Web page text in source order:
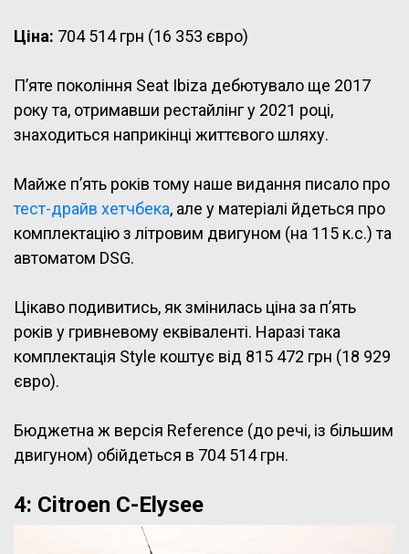
Ціна: 704 514 грн (16 353 євро)
П’яте покоління Seat Ibiza дебютувало ще 2017
року та, отримавши рестайлінг у 2021 році,
знаходиться наприкінці життєвого шляху.
Майже п’ять років тому наше видання писало про
тест-драйв хетчбека, але у матеріалі йдеться про
комплектацію з літровим двигуном (на 115 к.с.) та
автоматом DSG.
Цікаво подивитись, як змінилась ціна за п’ять
років у гривневому еквіваленті. Наразі така
комплектація Style коштує від 815 472 грн (18 929
євро).
Бюджетна ж версія Reference (до речі, із більшим
двигуном) обійдеться в 704 514 грн.
4: Citroen C-Elysee